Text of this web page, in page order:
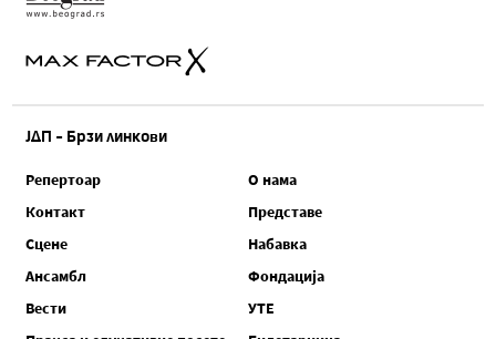
ЈДП - Брзи линкови
Репертоар
О нама
Контакт
Представе
Сцене
Набавка
Ансамбл
Фондација
Вести
УТЕ